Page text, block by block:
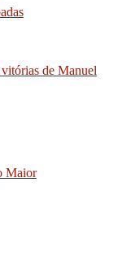
de Manuel
Maior